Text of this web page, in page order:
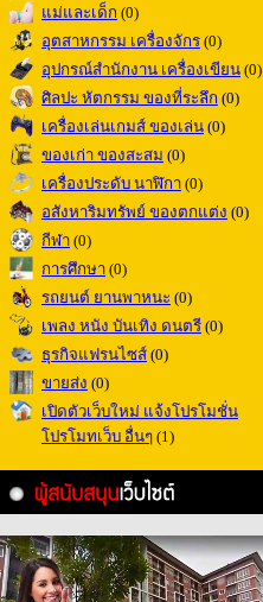
แม่และเด็ก (0)
อุตสาหกรรม เครื่องจักร (0)
อุปกรณ์สำนักงาน เครื่องเขียน (0)
ศิลปะ หัตกรรม ของที่ระลึก (0)
เครื่องเล่นเกมส์ ของเล่น (0)
ของเก่า ของสะสม (0)
เครื่องประดับ นาฬิกา (0)
อสังหาริมทรัพย์ ของตกแต่ง (0)
กีฬา (0)
การศึกษา (0)
รถยนต์ ยานพาหนะ (0)
เพลง หนัง บันเทิง ดนตรี (0)
ธุรกิจแฟรนไซส์ (0)
ขายส่ง (0)
เปิดตัวเว็บใหม่ แจ้งโปรโมชั่น
โปรโมทเว็บ อื่นๆ (1)